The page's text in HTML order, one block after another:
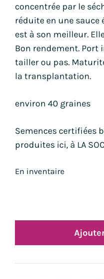
concentrée par le
réduite en une sauce
est à son meilleur.
Bon rendement. Port
tailler ou pas.
la transplantation.
environ 40 graines
Semences certifiées
produites ici, à LA
En inventaire